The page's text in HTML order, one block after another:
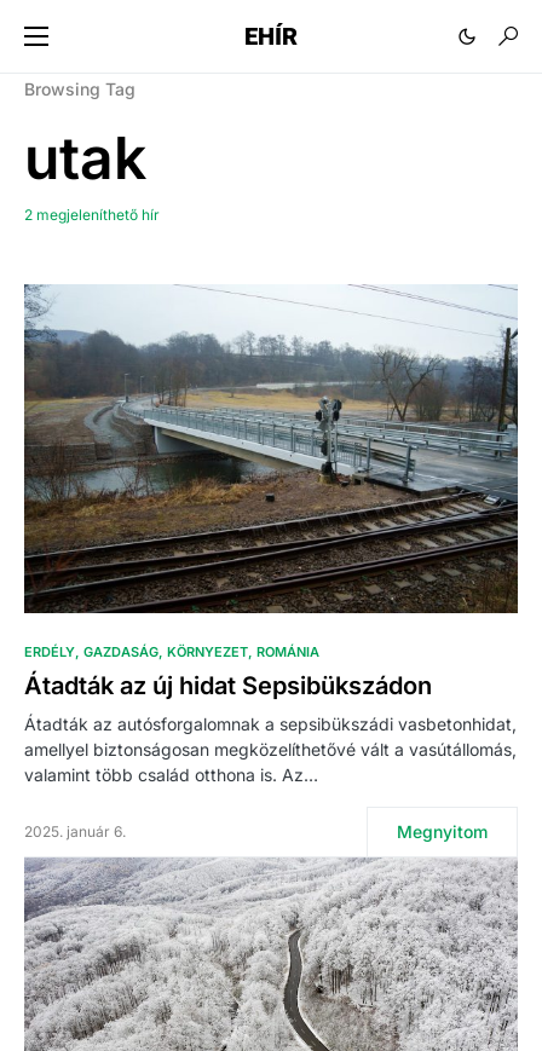
EHÍR
Browsing Tag
utak
2 megjeleníthető hír
ERDÉLY GAZDASÁG KÖRNYEZET ROMÁNIA
Átadták az új hidat Sepsibükszádon
Átadták az autósforgalomnak a sepsibükszádi vasbetonhidat,
amellyel biztonságosan megközelíthetővé vált a vasútállomás,
valamint több család otthona is. Az…
2025. január 6. Megnyitom